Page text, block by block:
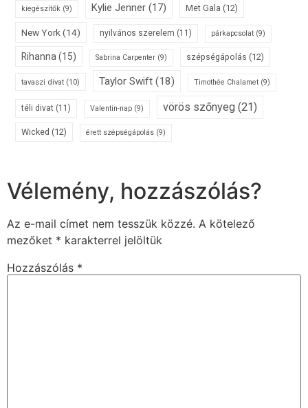
kiegészítők (9) Kylie Jenner (17) Met Gala (12)
New York (14) nyilvános szerelem (11) párkapcsolat (9)
Rihanna (15) Sabrina Carpenter (9) szépségápolás (12)
tavaszi divat (10) Taylor Swift (18) Timothée Chalamet (9)
téli divat (11) Valentin-nap (9) vörös szőnyeg (21)
Wicked (12) érett szépségápolás (9)
Vélemény, hozzászólás?
Az e-mail címet nem tesszük közzé. A kötelező
mezőket * karakterrel jelöltük
Hozzászólás *